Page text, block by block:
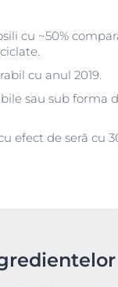
cu ~50%
cu anul 2019.
sau sub forma
efect de seră cu